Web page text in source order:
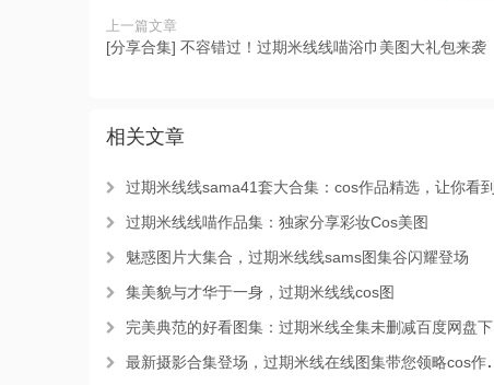
上一篇文章
[分享合集] 不容错过！过期米线线喵浴巾美图大礼包来袭
相关文章
过期米线线sama41套大合集：cos作品精选，让你看到视觉盛宴
过期米线线喵作品集：独家分享彩妆Cos美图
魅惑图片大集合，过期米线线sams图集谷闪耀登场
集美貌与才华于一身，过期米线线cos图
完美典范的好看图集：过期米线全集未删减百度网盘下载照片回馈
最新摄影合集登场，过期米线在线图集带您领略cos作品的魅力